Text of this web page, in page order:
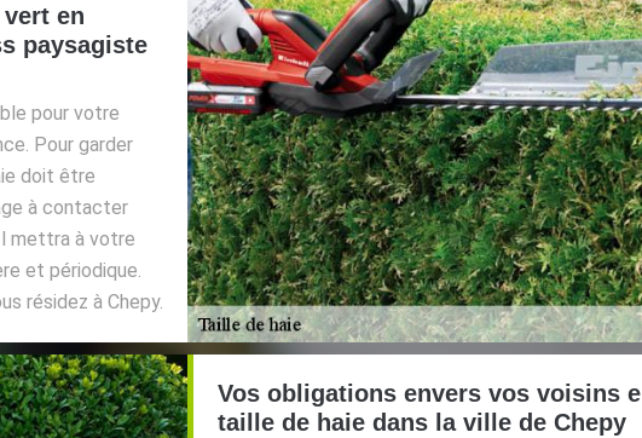
en
paysagiste
pour votre
Pour garder
doit être
à contacter
mettra à votre
et périodique.
résidez à Chepy.
Vos obligations envers vos voisins
taille de haie dans la ville de Chepy